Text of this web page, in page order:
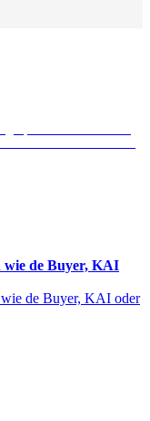
wie de Buyer, KAI